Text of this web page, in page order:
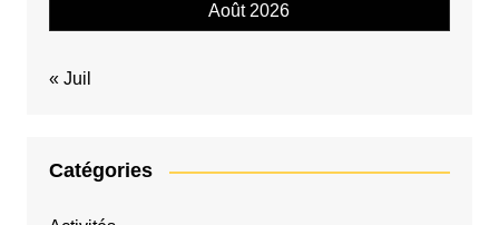
Août 2026
« Juil
Catégories